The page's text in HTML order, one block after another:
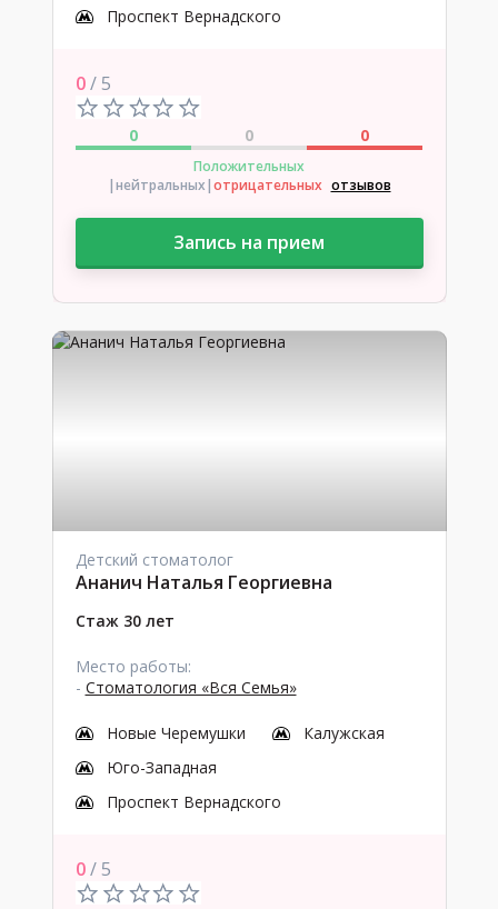
Проспект Вернадского
0/ 5
0 0 0
Положительных
|нейтральных|отрицательных отзывов
Запись на прием
Детский стоматолог
Ананич Наталья Георгиевна
Стаж 30 лет
Место работы:
- Стоматология «Вся Семья»
Новые Черемушки
Калужская
Юго-Западная
Проспект Вернадского
0/ 5